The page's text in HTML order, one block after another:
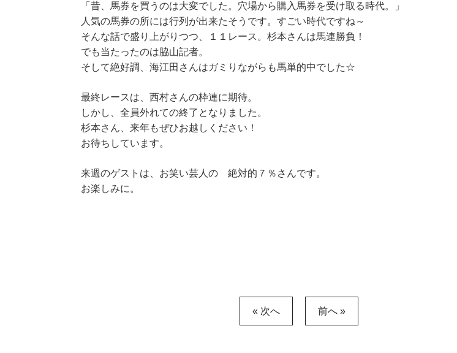
「昔、馬券を買うのは大変でした。穴場から購入馬券を受け取る時代。」
人気の馬券の所には行列が出来たそうです。すごい時代ですね～
そんな話で盛り上がりつつ、１１レース。杉本さんは馬連勝負！
でも当たったのは脇山記者。
そして絶好調、海江田さんはガミりながらも馬単的中でした☆
最終レースは、西村さんの枠連に期待。
しかし、全員外れての終了となりました。
杉本さん、来年もぜひお越しください！
お待ちしています。
来週のゲストは、お笑い芸人の 絶対的７％さんです。
お楽しみに。
« 次へ 前へ »